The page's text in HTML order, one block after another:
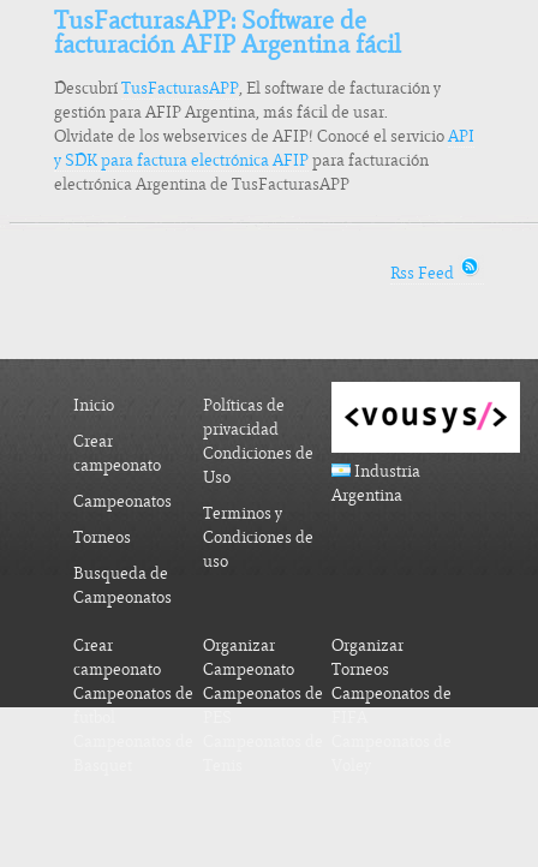
TusFacturasAPP: Software de
facturación AFIP Argentina fácil
DescubríTusFacturasAPP, El software de facturación y
gestión para AFIP Argentina, más fácil de usar.
Olvidate de los webservices de AFIP! Conocé el servicioAPI
y SDK para factura electrónica AFIPpara facturación
electrónica Argentina de TusFacturasAPP
Rss Feed
Inicio
Crear
campeonato
Campeonatos
Torneos
Busqueda de
Campeonatos
Políticas de
privacidad
Condiciones de
Uso
Terminos y
Condiciones de
uso
Industria
Argentina
Crear
campeonato
Organizar
Campeonato
Organizar
Torneos
Campeonatos de Campeonatos de Campeonatos de